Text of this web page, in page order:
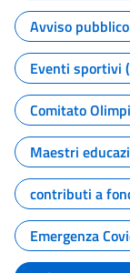
Avviso pubblico
Eventi sportivi
Comitato
Maestri
contributi a
Emergenza